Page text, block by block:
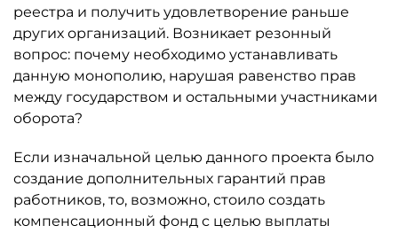
реестра и получить удовлетворение раньше
других организаций. Возникает резонный
вопрос: почему необходимо устанавливать
данную монополию, нарушая равенство прав
между государством и остальными участниками
оборота?
Если изначальной целью данного проекта было
создание дополнительных гарантий прав
работников, то, возможно, стоило создать
компенсационный фонд с целью выплаты